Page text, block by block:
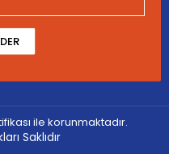
ile korunmaktadır.
Saklıdır